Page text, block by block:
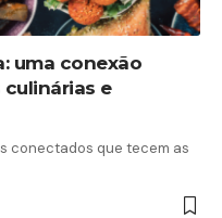
uma conexão
e
conectados que tecem as